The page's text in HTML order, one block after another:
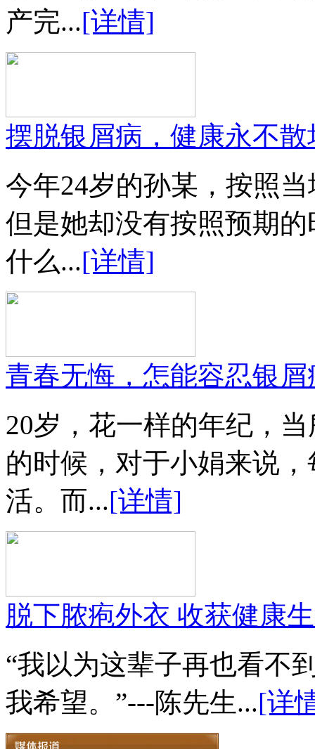
产完...[详情]
摆脱银屑病，健康永不散
今年24岁的孙某，按照
但是她却没有按照预期
什么...[详情]
青春无悔，怎能容忍银屑
20岁，花一样的年纪，
的时候，对于小娟来说
活。而...[详情]
脱下脓疱外衣 收获健康
“我以为这辈子再也看不
我希望。”---陈先生...[详